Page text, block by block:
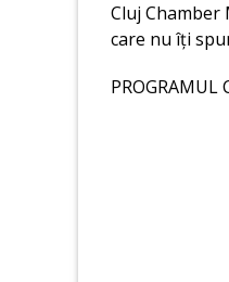
Cluj Chamber
care nu îți
PROGRAMUL